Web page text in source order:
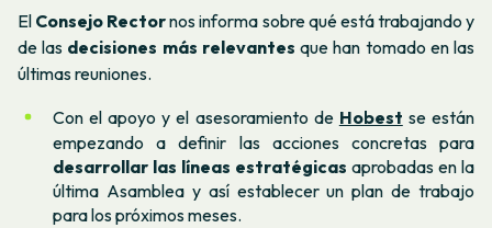
El Consejo Rectornos informa sobre qué está trabajando y
de las decisiones más relevantes que han tomado en las
últimas reuniones.
Con el apoyo y el asesoramiento de Hobest se están
empezando a definir las acciones concretas para
desarrollar las líneas estratégicas aprobadas en la
última Asamblea y así establecer un plan de trabajo
para los próximos meses.